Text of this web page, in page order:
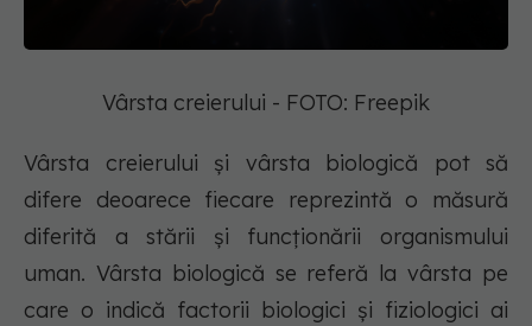
Vârsta creierului - FOTO: Freepik
Vârsta creierului și vârsta biologică pot să
difere deoarece fiecare reprezintă o măsură
diferită a stării și funcționării organismului
uman. Vârsta biologică se referă la vârsta pe
care o indică factorii biologici și fiziologici ai